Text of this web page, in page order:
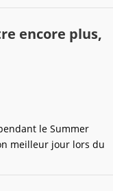
encore plus,
le Summer
meilleur jour lors du